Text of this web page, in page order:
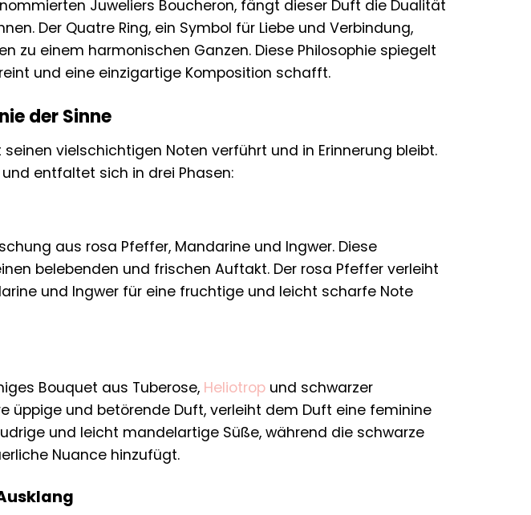
Juweliers Boucheron, fängt dieser Duft die Dualität
Der Quatre Ring, ein Symbol für Liebe und Verbindung,
zu einem harmonischen Ganzen. Diese Philosophie spiegelt
und eine einzigartige Komposition schafft.
der Sinne
vielschichtigen Noten verführt und in Erinnerung bleibt.
entfaltet sich in drei Phasen:
aus rosa Pfeffer, Mandarine und Ingwer. Diese
belebenden und frischen Auftakt. Der rosa Pfeffer verleiht
und Ingwer für eine fruchtige und leicht scharfe Note
Bouquet aus Tuberose, Heliotrop und schwarzer
üppige und betörende Duft, verleiht dem Duft eine feminine
und leicht mandelartige Süße, während die schwarze
Nuance hinzufügt.